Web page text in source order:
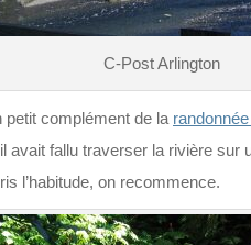
C-Post Arlington
petit complément de la
avait fallu traverser la rivière sur
l’habitude, on recommence.